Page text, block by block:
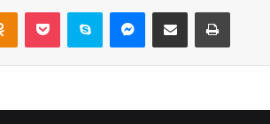
Odnoklassniki
Pocket Skype Messenger
E-Posta ile paylaş Yazdır